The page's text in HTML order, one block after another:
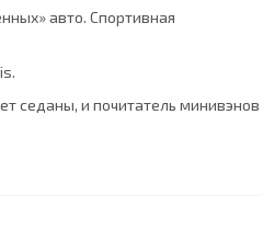
авто. Спортивная
седаны, и почитатель минивэнов